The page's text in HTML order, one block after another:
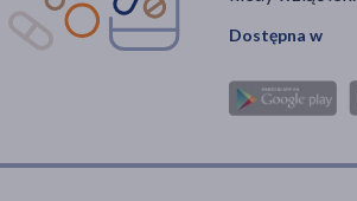
Dostępna w